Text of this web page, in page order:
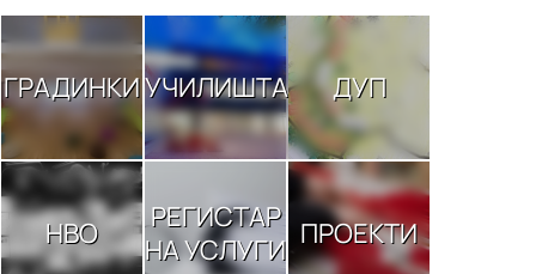
ГРАДИНКИУЧИЛИШТА ДУП
НВО
РЕГИСТАР
НА УСЛУГИ ПРОЕКТИ